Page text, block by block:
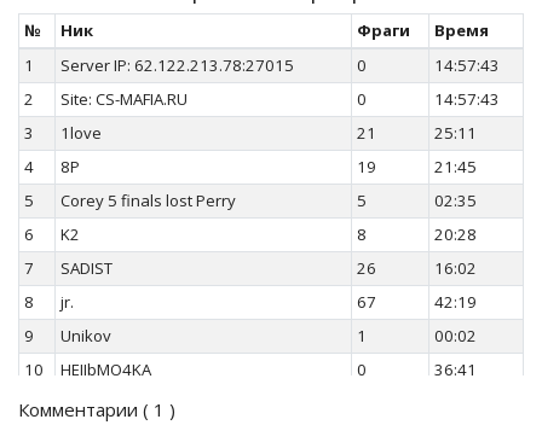
№ Ник Фраги
Время
1
Server IP: 62.122.213.78:27015 0
14:57:43
2
Site: CS-MAFIA.RU 0
14:57:43
3
1love 21
25:11
4
8P 19
21:45
5
Corey 5 finals lost Perry 5
02:35
6
K2 8
20:28
7
SADIST 26
16:02
8
jr. 67
42:19
9
Unikov 1
00:02
10
HEJIbMO4KA 0
36:41
11
18+
Комментарии ( 1 )